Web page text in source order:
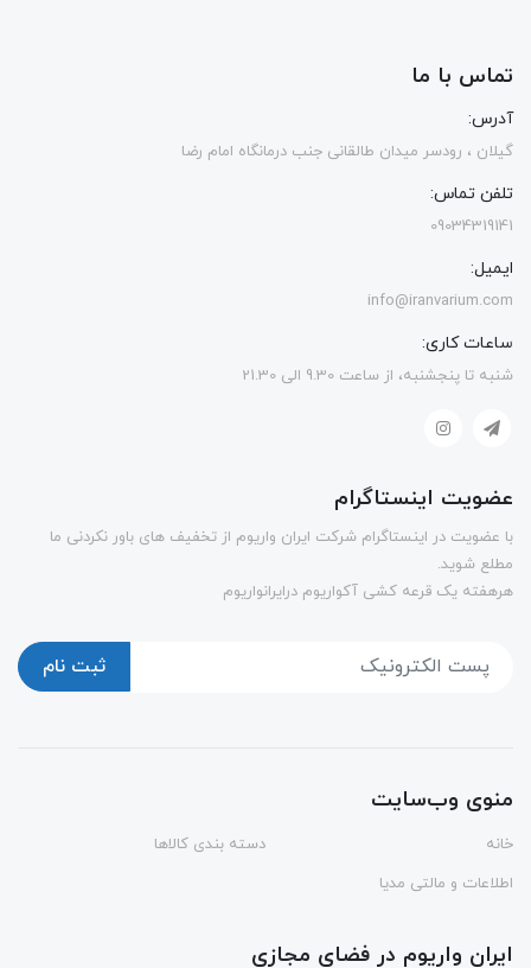
تماس با ما
آدرس:
گیلان ، رودسر میدان طالقانی جنب درمانگاه امام رضا
تلفن تماس:
09034319141
ایمیل:
info@iranvarium.com
ساعات کاری:
شنبه تا پنجشنبه، از ساعت 9.30 الی 21.30
عضویت اینستاگرام
با عضویت در اینستاگرام شرکت ایران واریوم از تخفیف های باور نکردنی ما
مطلع شوید.
هرهفته یک قرعه کشی آکواریوم درایرانواریوم
ثبت نام
منوی وب‌سایت
خانه
دسته بندی کالاها
اطلاعات و مالتی مدیا
ایران واریوم در فضای مجازی